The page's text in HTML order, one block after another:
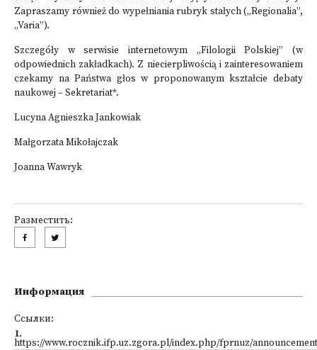
Zapraszamy również do wypełniania rubryk stałych („Regionalia”,
„Varia”).
Szczegóły w serwisie internetowym „Filologii Polskiej” (w
odpowiednich zakładkach). Z niecierpliwością i zainteresowaniem
czekamy na Państwa głos w proponowanym kształcie debaty
naukowej – Sekretariat*.
Lucyna Agnieszka Jankowiak
Małgorzata Mikołajczak
Joanna Wawryk
Разместить:
Информация
Ссылки:
1.
https://www.rocznik.ifp.uz.zgora.pl/index.php/fprnuz/